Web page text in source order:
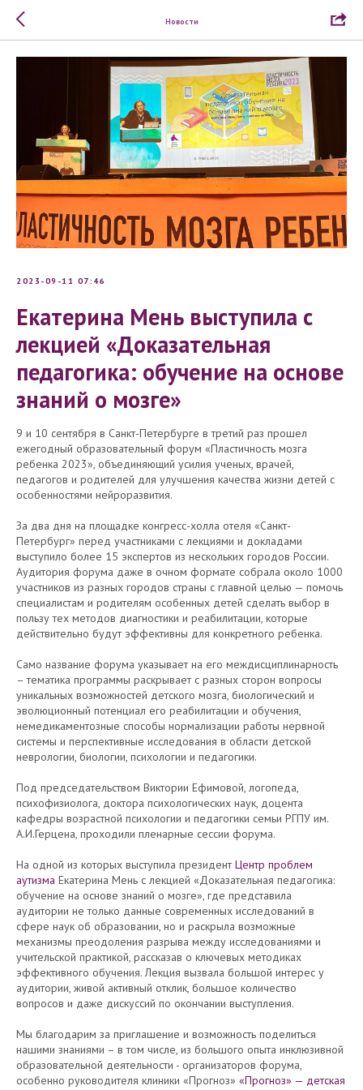
Новости
2023-09-11 07:46
Екатерина Мень выступила с
лекцией «Доказательная
педагогика: обучение на основе
знаний о мозге»
9 и 10 сентября в Санкт-Петербурге в третий раз прошел
ежегодный образовательный форум «Пластичность мозга
ребенка 2023», объединяющий усилия ученых, врачей,
педагогов и родителей для улучшения качества жизни детей с
особенностями нейроразвития.
За два дня на площадке конгресс-холла отеля «Санкт-
Петербург» перед участниками с лекциями и докладами
выступило более 15 экспертов из нескольких городов России.
Аудитория форума даже в очном формате собрала около 1000
участников из разных городов страны с главной целью — помочь
специалистам и родителям особенных детей сделать выбор в
пользу тех методов диагностики и реабилитации, которые
действительно будут эффективны для конкретного ребенка.
Само название форума указывает на его междисциплинарность
– тематика программы раскрывает с разных сторон вопросы
уникальных возможностей детского мозга, биологический и
эволюционный потенциал его реабилитации и обучения,
немедикаментозные способы нормализации работы нервной
системы и перспективные исследования в области детской
неврологии, биологии, психологии и педагогики.
Под председательством Виктории Ефимовой, логопеда,
психофизиолога, доктора психологических наук, доцента
кафедры возрастной психологии и педагогики семьи РГПУ им.
А.И.Герцена, проходили пленарные сессии форума.
На одной из которых выступила президентЦентр проблем
аутизма Екатерина Мень с лекцией «Доказательная педагогика:
обучение на основе знаний о мозге», где представила
аудитории не только данные современных исследований в
сфере наук об образовании, но и раскрыла возможные
механизмы преодоления разрыва между исследованиями и
учительской практикой, рассказав о ключевых методиках
эффективного обучения. Лекция вызвала большой интерес у
аудитории, живой активный отклик, большое количество
вопросов и даже дискуссий по окончании выступления.
Мы благодарим за приглашение и возможность поделиться
нашими знаниями – в том числе, из большого опыта инклюзивной
образовательной деятельности - организаторов форума,
особенно руководителя клиники «Прогноз» «Прогноз» — детская